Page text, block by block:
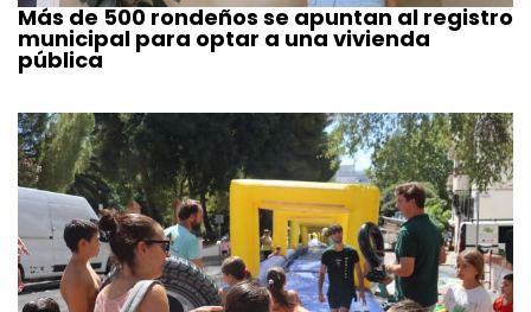
Más de 500 rondeños se apuntan al registro
municipal para optar a una vivienda
pública